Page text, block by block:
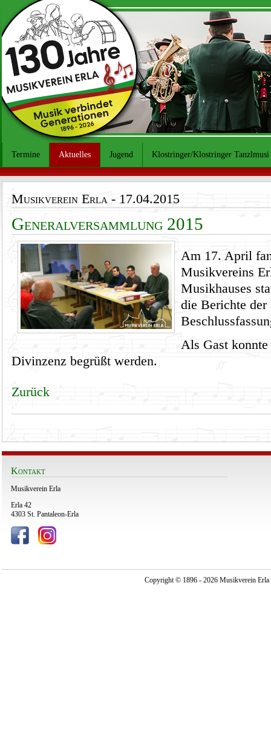
Termine Aktuelles Jugend Klostringer/Klostringer Tanzlmusi
Musikverein Erla- 17.04.2015
Generalversammlung 2015
Am 17. April
Musikvereins
Musikhauses
die Berichte der
Als Gast
Divinzenz begrüßt werden.
Zurück
Kontakt
Musikverein Erla
Erla 42
4303 St. Pantaleon-Erla
Copyright © 1896 - 2026 Musikverein Erla